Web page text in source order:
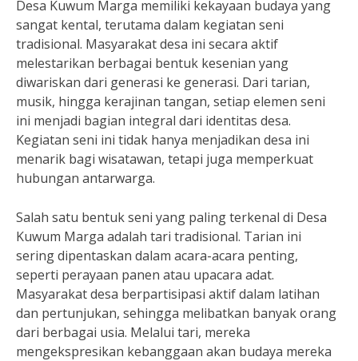
Desa Kuwum Marga memiliki kekayaan budaya yang
sangat kental, terutama dalam kegiatan seni
tradisional. Masyarakat desa ini secara aktif
melestarikan berbagai bentuk kesenian yang
diwariskan dari generasi ke generasi. Dari tarian,
musik, hingga kerajinan tangan, setiap elemen seni
ini menjadi bagian integral dari identitas desa.
Kegiatan seni ini tidak hanya menjadikan desa ini
menarik bagi wisatawan, tetapi juga memperkuat
hubungan antarwarga.
Salah satu bentuk seni yang paling terkenal di Desa
Kuwum Marga adalah tari tradisional. Tarian ini
sering dipentaskan dalam acara-acara penting,
seperti perayaan panen atau upacara adat.
Masyarakat desa berpartisipasi aktif dalam latihan
dan pertunjukan, sehingga melibatkan banyak orang
dari berbagai usia. Melalui tari, mereka
mengekspresikan kebanggaan akan budaya mereka